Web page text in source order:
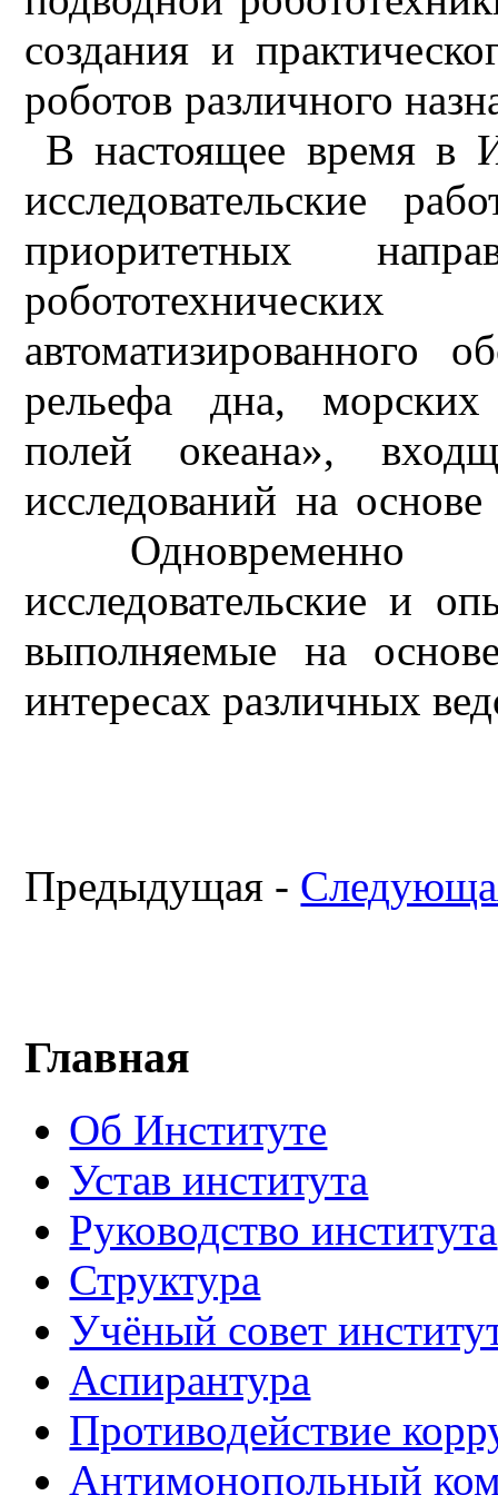
создания и
роботов различного
В настоящее время в
исследовательские
приоритетных
автоматизированного
рельефа дна, морских
полей океана»,
исследований на
Одновременно
исследовательские и
выполняемые на
интересах различных
Предыдущая -
Главная
Об Институте
Устав института
Руководство института
Структура
Учёный совет
Аспирантура
Противодействие
Антимонопольный